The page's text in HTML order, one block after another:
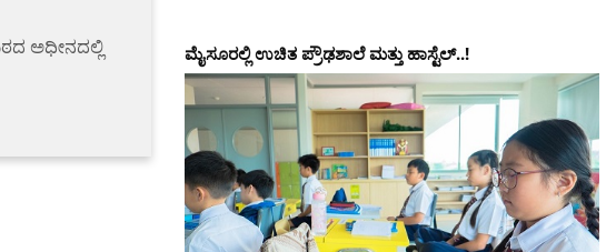
ಅಧೀನದಲ್ಲಿ
ಮೈಸೂರಲ್ಲಿ ಉಚಿತ ಪ್ರೌಢಶಾಲೆ ಮತ್ತು ಹಾಸ್ಟೆಲ್..!